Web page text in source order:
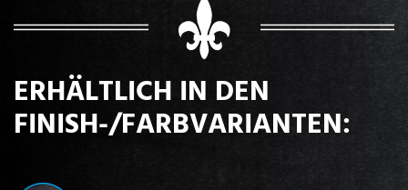
ERHÄLTLICH IN DEN
FINISH-/FARBVARIANTEN: